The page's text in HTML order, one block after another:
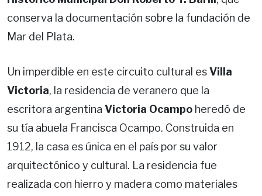
conserva la documentación sobre la fundación de
Mar del Plata.
Un imperdible en este circuito cultural esVilla
Victoria, la residencia de veranero que la
escritora argentina Victoria Ocampo heredó de
su tía abuela Francisca Ocampo. Construida en
1912, la casa es única en el país por su valor
arquitectónico y cultural. La residencia fue
realizada con hierro y madera como materiales